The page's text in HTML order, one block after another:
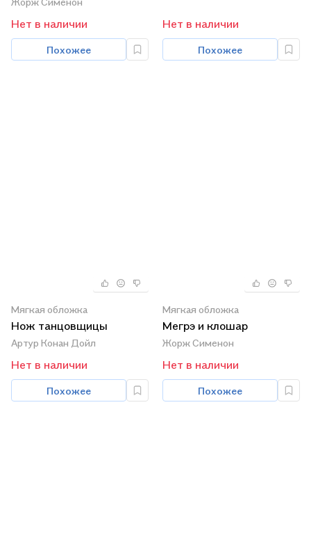
Нет в наличии
Похожее
Нет в наличии
Похожее
Мягкая обложка
Нож танцовщицы
Артур Конан Дойл
Нет в наличии
Похожее
Мягкая обложка
Мегрэ и клошар
Жорж Сименон
Нет в наличии
Похожее